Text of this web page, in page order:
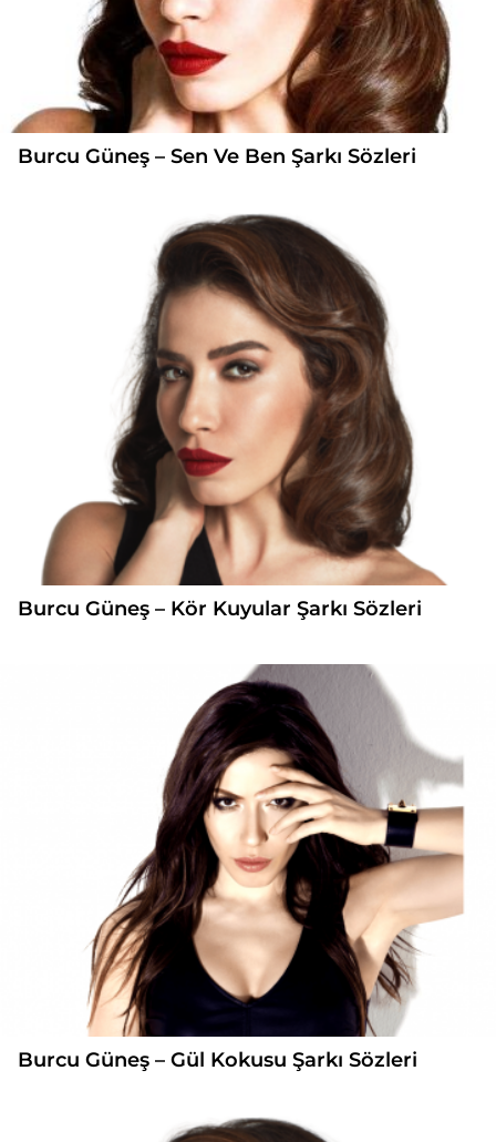
Burcu Güneş – Sen Ve Ben Şarkı Sözleri
Burcu Güneş – Kör Kuyular Şarkı Sözleri
Burcu Güneş – Gül Kokusu Şarkı Sözleri